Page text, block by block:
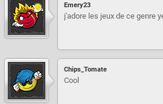
Emery23
j'adore les jeux de ce genre
Chips_Tomate
Cool